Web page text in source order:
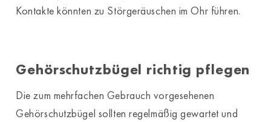
Kontakte könnten zu Störgeräuschen im Ohr führen.
Gehörschutzbügel richtig pflegen
Die zum mehrfachen Gebrauch vorgesehenen
Gehörschutzbügel sollten regelmäßig gewartet und